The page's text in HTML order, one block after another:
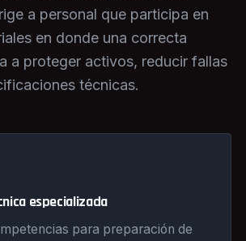
a personal que participa en
en donde una correcta
a proteger activos, reducir fallas
técnicas.
especializada
para preparación de